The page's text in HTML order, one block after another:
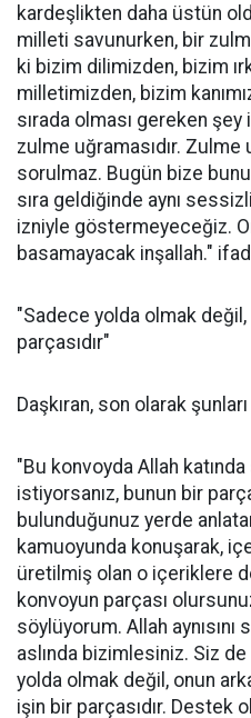
kardeşlikten daha üstün
milleti savunurken, bir
ki bizim dilimizden, bizim
milletimizden, bizim
sırada olması gereken
zulme uğramasıdır. Zulme
sorulmaz. Bugün bize
sıra geldiğinde aynı
izniyle göstermeyeceğiz.
basamayacak inşallah."
"Sadece yolda olmak
parçasıdır"
Daşkıran, son olarak
"Bu konvoyda Allah
istiyorsanız, bunun bir
bulunduğunuz yerde
kamuoyunda konuşarak,
üretilmiş olan o içeriklere
konvoyun parçası
söylüyorum. Allah
aslında bizimlesiniz. Siz de
yolda olmak değil, onun
işin bir parçasıdır. Destek